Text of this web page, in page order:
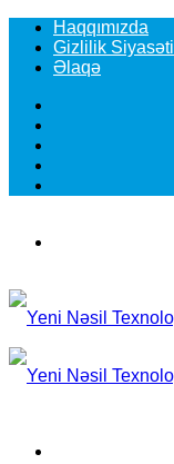
Haqqımızda
Gizlilik Siyasəti
Əlaqə